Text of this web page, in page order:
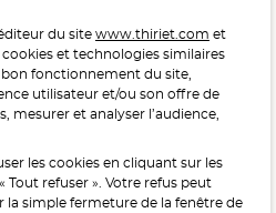
AU MOINS CINQ FRUITS ET
WWW.MANGERBOUGER.FR
pour la santé, à consommer
du site www.thiriet.com et
et technologies similaires
fonctionnement du site,
utilisateur et/ou son offre de
mesurer et analyser l’audience,
les cookies en cliquant sur les
Tout refuser ». Votre refus peut
simple fermeture de la fenêtre de